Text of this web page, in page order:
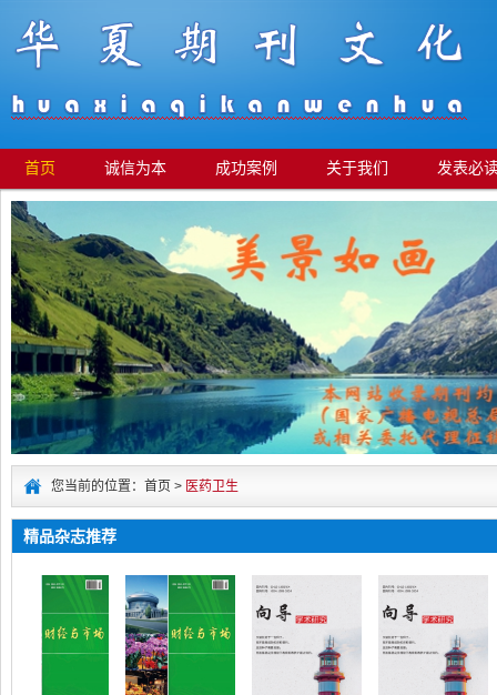
首页 诚信为本 成功案例 关于我们 发表必
您当前的位置：首页 > 医药卫生
精品杂志推荐